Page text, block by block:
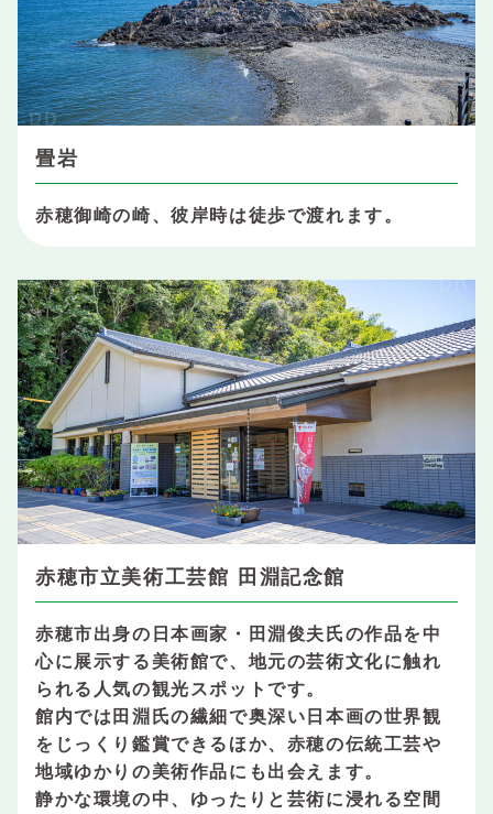
畳岩
赤穂御崎の崎、彼岸時は徒歩で渡れます。
赤穂市立美術工芸館 田淵記念館
赤穂市出身の日本画家・田淵俊夫氏の作品を中
心に展示する美術館で、地元の芸術文化に触れ
られる人気の観光スポットです。
館内では田淵氏の繊細で奥深い日本画の世界観
をじっくり鑑賞できるほか、赤穂の伝統工芸や
地域ゆかりの美術作品にも出会えます。
静かな環境の中、ゆったりと芸術に浸れる空間